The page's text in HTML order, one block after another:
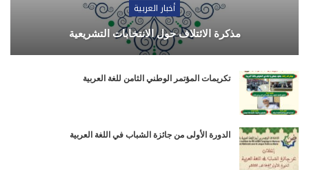
أخبار العربية
مذكرة الائتلاف حول الانتخابات التشريعية
تكريمات المؤتمر الوطني الثامن للغة العربية
الدورة الأولى من جائزة الشباب في اللغة العربية